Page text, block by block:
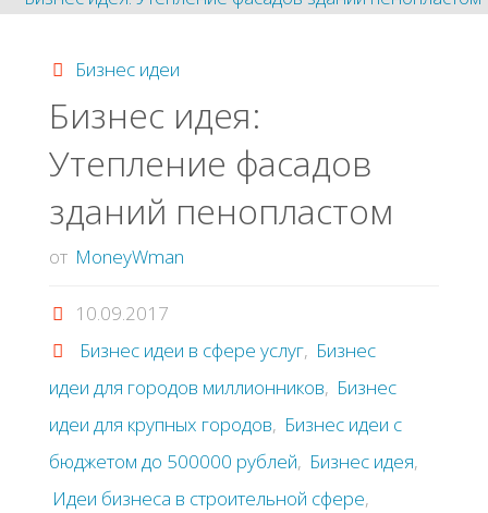
Бизнес идеи
Бизнес идея:
Утепление фасадов
зданий пенопластом
от MoneyWman
10.09.2017
Бизнес идеи в сфере услуг, Бизнес
идеи для городов миллионников, Бизнес
идеи для крупных городов, Бизнес идеи с
бюджетом до 500000 рублей, Бизнес идея,
Идеи бизнеса в строительной сфере,